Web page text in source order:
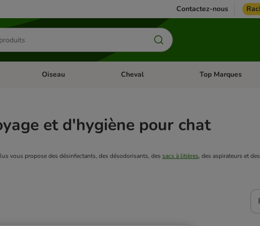
Contactez-nous
Rongeur & Co
Dérouler les catégories: Poisson
Oiseau Dérouler les catégories: Oiseau
Cheval Dérouler les
Top Marques
et d'hygiène pour chat
vous propose des désinfectants, des désodorisants, des sacs à litières, des aspirateurs et